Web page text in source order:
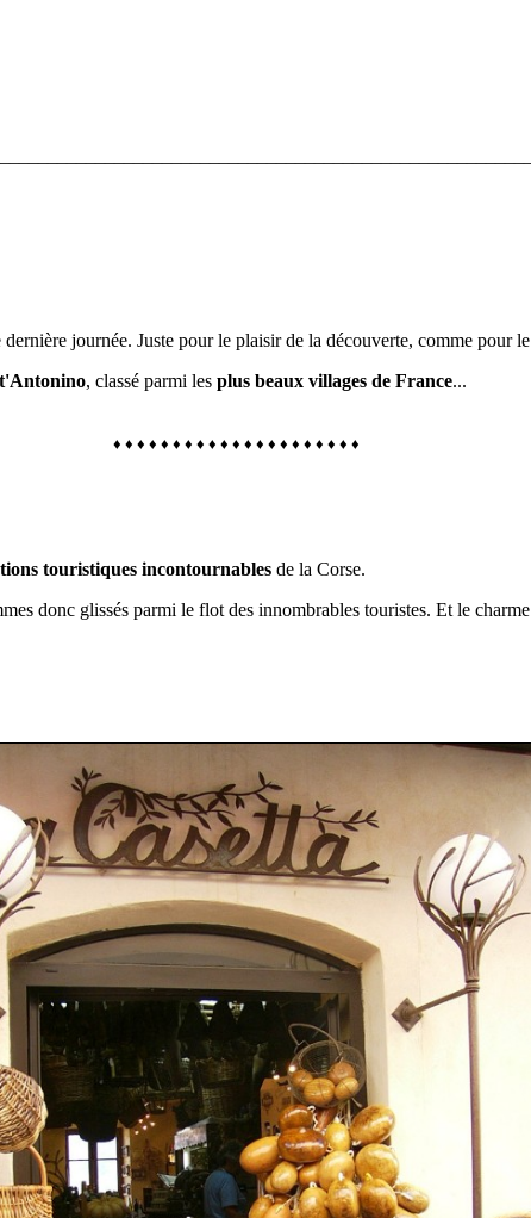
dernière journée. Juste pour le plaisir de la découverte, comme pour le
, classé parmi les plus beaux villages de France...
♦ ♦ ♦ ♦ ♦ ♦ ♦ ♦ ♦ ♦ ♦ ♦ ♦ ♦ ♦ ♦ ♦ ♦ ♦ ♦ ♦
touristiques incontournables de la Corse.
donc glissés parmi le flot des innombrables touristes. Et le